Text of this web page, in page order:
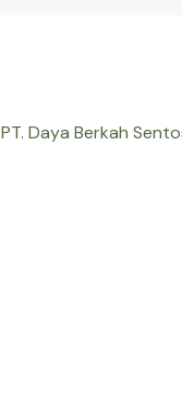
PT. Daya Berkah